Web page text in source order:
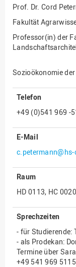
Gebäude und
Engagement
Hochschulleitung
strategie
Innenrevision
Institut für Musik
Marketing
LearningCenter
Nachhaltigkeit
Personal
Personalrat
Prof. Dr. Cord
Fakultät
Professor(in) der
Sozioökonomie
Telefon
+49 (0)541 969 -
E-Mail
Raum
HD 0113, HC 0020
Sprechzeiten
- für Studierende:
- als Prodekan:
Termine über
+49 541 969